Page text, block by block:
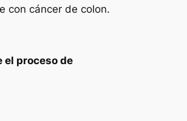
con cáncer de colon.
el proceso de